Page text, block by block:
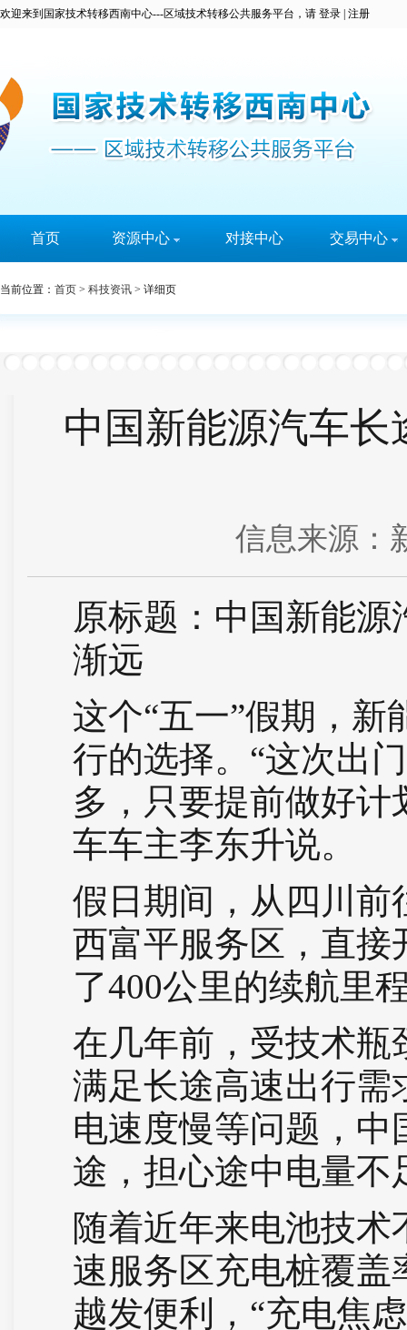
欢迎来到国家技术转移西南中心---区域技术转移公共服务平台，请 登录 注册
首页 资源中心 对接中心 交易中心
技术需求
当前位置： 首页 > 科技资讯 > 详细页
中国新能源汽车长
信息来源
原标题：中国新能源
渐远
这个“五一”假期，
行的选择。“这次出
多，只要提前做好计
车车主李东升说。
假日期间，从四川前
西富平服务区，直接
了400公里的续航里
在几年前，受技术瓶
满足长途高速出行需
电速度慢等问题，
途，担心途中电量不
随着近年来电池技
速服务区充电桩覆
越发便利，“充电焦